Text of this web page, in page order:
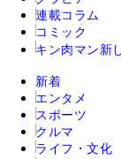
連載コラム
コミック
キン肉マン 新
新着
エンタメ
スポーツ
クルマ
ライフ・文化